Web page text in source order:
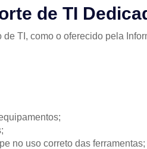
de TI
TI, como o oferecido pela
no uso correto das ferramentas;